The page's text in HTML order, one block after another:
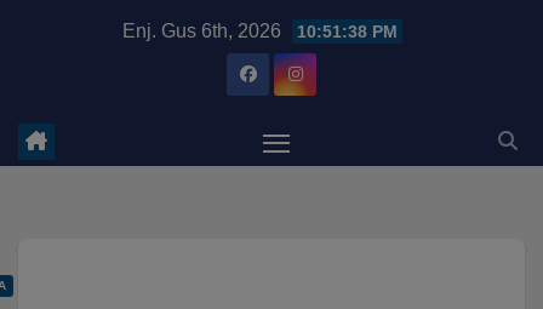
Enj. Gus 6th, 2026 10:51:39 PM